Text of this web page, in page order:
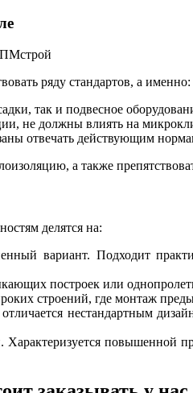
ряду стандартов, а именно:
так и подвесное
не должны влиять на
отвечать действующим
а также
делятся на:
вариант. Подходит
построек или
строений, где монтаж
нестандартным
повышенной